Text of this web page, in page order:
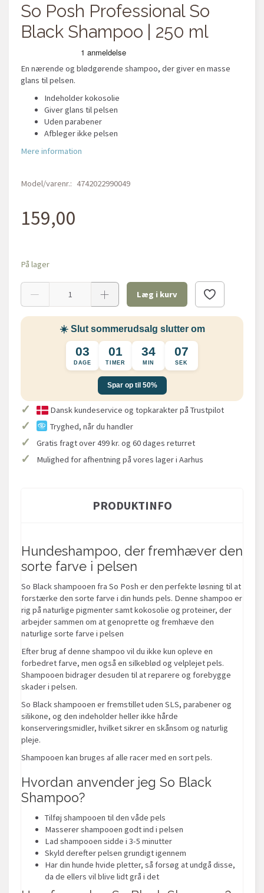
So Posh Professional So
Black Shampoo | 250 ml
En nærende og blødgørende shampoo, der giver en masse
glans til pelsen.
Indeholder kokosolie
Giver glans til pelsen
Uden parabener
Afbleger ikke pelsen
Mere information
Model/varenr.: 4742022990049
159,00
På lager
Læg i kurv
☀️ Slut sommerudsalg slutter om
03
DAGE
01
TIMER
34
MIN
07
SEK
Spar op til 50%
✓ Dansk kundeservice og topkarakter på Trustpilot
✓ Tryghed, når du handler
✓ Gratis fragt over 499 kr. og 60 dages returret
✓ Mulighed for afhentning på vores lager i Aarhus
PRODUKTINFO
Hundeshampoo, der fremhæver den
sorte farve i pelsen
So Black shampooen fra So Posh er den perfekte løsning til at
forstærke den sorte farve i din hunds pels. Denne shampoo er
rig på naturlige pigmenter samt kokosolie og proteiner, der
arbejder sammen om at genoprette og fremhæve den
naturlige sorte farve i pelsen
Efter brug af denne shampoo vil du ikke kun opleve en
forbedret farve, men også en silkeblød og velplejet pels.
Shampooen bidrager desuden til at reparere og forebygge
skader i pelsen.
So Black shampooen er fremstillet uden SLS, parabener og
silikone, og den indeholder heller ikke hårde
konserveringsmidler, hvilket sikrer en skånsom og naturlig
pleje.
Shampooen kan bruges af alle racer med en sort pels.
Hvordan anvender jeg So Black
Shampoo?
Tilføj shampooen til den våde pels
Masserer shampooen godt ind i pelsen
Lad shampooen sidde i 3-5 minutter
Skyld derefter pelsen grundigt igennem
Har din hunde hvide pletter, så forsøg at undgå disse,
da de ellers vil blive lidt grå i det